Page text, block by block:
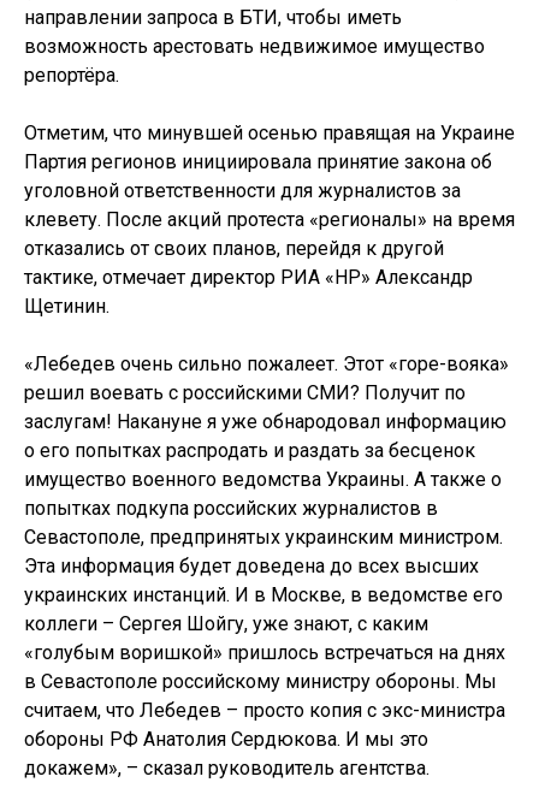
направлении запроса в БТИ, чтобы иметь
возможность арестовать недвижимое имущество
репортёра.
Отметим, что минувшей осенью правящая на Украине
Партия регионов инициировала принятие закона об
уголовной ответственности для журналистов за
клевету. После акций протеста «регионалы» на время
отказались от своих планов, перейдя к другой
тактике, отмечает директор РИА «НР» Александр
Щетинин.
«Лебедев очень сильно пожалеет. Этот «горе-вояка»
решил воевать с российскими СМИ? Получит по
заслугам! Накануне я уже обнародовал информацию
о его попытках распродать и раздать за бесценок
имущество военного ведомства Украины. А также о
попытках подкупа российских журналистов в
Севастополе, предпринятых украинским министром.
Эта информация будет доведена до всех высших
украинских инстанций. И в Москве, в ведомстве его
коллеги – Сергея Шойгу, уже знают, с каким
«голубым воришкой» пришлось встречаться на днях
в Севастополе российскому министру обороны. Мы
считаем, что Лебедев – просто копия с экс-министра
обороны РФ Анатолия Сердюкова. И мы это
докажем», – сказал руководитель агентства.